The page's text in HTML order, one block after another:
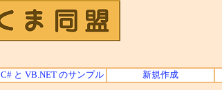
C# と VB.NET のサンプル 新規作成